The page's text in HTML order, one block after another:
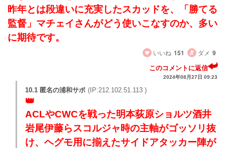
昨年とは段違いに充実したスカッドを、「勝てる
監督」マチェイさんがどう使いこなすのか、多い
に期待です。
いいね 151 ダメ 9
このコメントに返信
2024年08月27日 09:23
10.1 匿名の浦和サポ (IP:212.102.51.113 )
ACLやCWCを戦った明本荻原ショルツ酒井
岩尾伊藤らスコルジャ時の主軸がゴッソリ抜
け、ヘグモ用に揃えたサイドアタッカー陣が